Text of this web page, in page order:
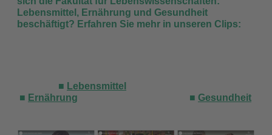
Lebensmittel, Ernährung und Gesundheit
beschäftigt? Erfahren Sie mehr in unseren Clips:
■ Lebensmittel
■ Ernährung ■ Gesundheit